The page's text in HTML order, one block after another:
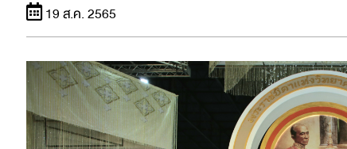
19 ส.ค. 2565